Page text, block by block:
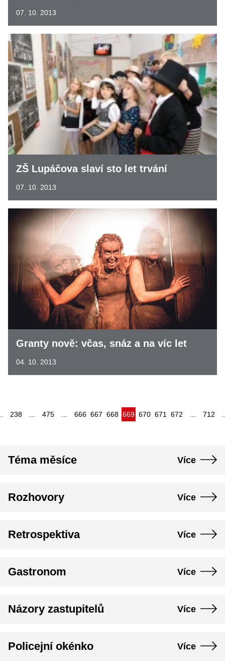
07. 10. 2013
ZŠ Lupáčova slaví sto let trvání
07. 10. 2013
Granty nově: včas, snáz a na víc let
04. 10. 2013
238 475 666 667 668 669
(aktuální)670 671 672 712
Téma měsíce Více
Rozhovory Více
Retrospektiva Více
Gastronom Více
Názory zastupitelů Více
Policejní okénko Více